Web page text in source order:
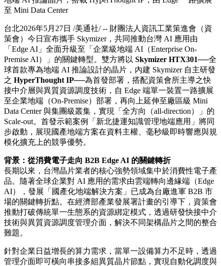
至 Mini Data Center
台北2026年5月27日 /美通社/ -- 財團法人資訊工業策進會（資
策會）今日宣布攜手 Skymizer，共同推動台灣 AI 應用由
「Edge AI」全面升級至「企業級地端 AI（Enterprise On-
Premise AI）」的關鍵轉型。雙方將以 Skymizer HTX301──全
球首款專為地端 AI 推論設計的晶片，內建 Skymizer 自主研發
之 HyperThought IP──為首發部署，搭配資策會所主導之快
接中介層與異質資源調度技術，自 Edge 端單一裝置一路擴展
至企業地端（On-Premise）部署，再向上延伸至廠區級 Mini
Data Center 與集團級叢集，實現「全方向（all-direction）」的
Scale-out。首發示範案例「新北捷運知識管理地端應用」將同
步啟動，展現國產地端方案在資料主權、毫秒級即時響應與規
模化擴充上的競爭優勢。
背景：從消費電子走向 B2B Edge AI 的關鍵轉折
長期以來，台灣晶片業者的核心強勢領域集中於消費性電子產
品。隨著全球企業對 AI 應用的需求由雲端轉向邊緣端（Edge
AI），發展「國產化地端解決方案」已成為台廠進軍 B2B 市
場的關鍵轉折點。在經濟部產業發展署計畫的引導下，資策會
推動打破傳統單一生態系的資源綁定模式，透過研發快接中介
技術與異質資源調度管理介面，解決不同架構晶片之間的整合
難題。
針對企業日益增長的算力需求，當單一設備算力不足時，透過
管理介面即可橫向串接多組異質晶片節點，實現自動化調度與